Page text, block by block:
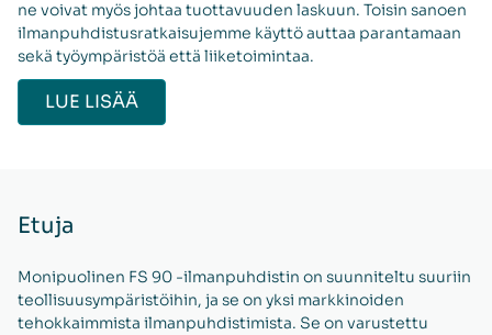
ne voivat myös johtaa tuottavuuden laskuun. Toisin sanoen
ilmanpuhdistusratkaisujemme käyttö auttaa parantamaan
sekä työympäristöä että liiketoimintaa.
LUE LISÄÄ
Etuja
Monipuolinen FS 90 -ilmanpuhdistin on suunniteltu suuriin
teollisuusympäristöihin, ja se on yksi markkinoiden
tehokkaimmista ilmanpuhdistimista. Se on varustettu